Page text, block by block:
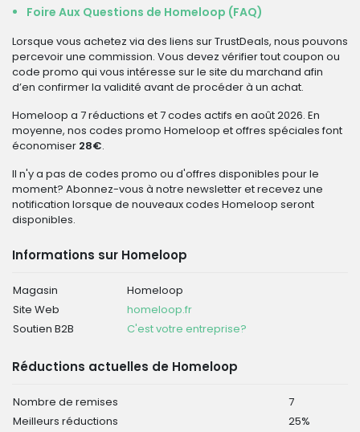
Foire Aux Questions de Homeloop (FAQ)
Lorsque vous achetez via des liens sur TrustDeals, nous pouvons
percevoir une commission. Vous devez vérifier tout coupon ou
code promo qui vous intéresse sur le site du marchand afin
d’en confirmer la validité avant de procéder à un achat.
Homeloop a 7 réductions et 7 codes actifs en août 2026. En
moyenne, nos codes promo Homeloop et offres spéciales font
économiser 28€.
Il n'y a pas de codes promo ou d'offres disponibles pour le
moment? Abonnez-vous à notre newsletter et recevez une
notification lorsque de nouveaux codes Homeloop seront
disponibles.
Informations sur Homeloop
Magasin
Homeloop
Site Web
homeloop.fr
Soutien B2B
C'est votre entreprise?
Réductions actuelles de Homeloop
Nombre de remises
7
Meilleurs réductions
25%